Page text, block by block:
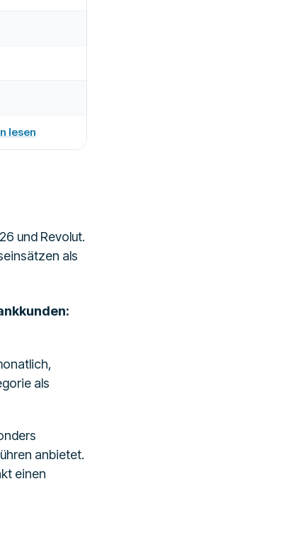
lesen
und Revolut.
als
als
anbietet.
einen